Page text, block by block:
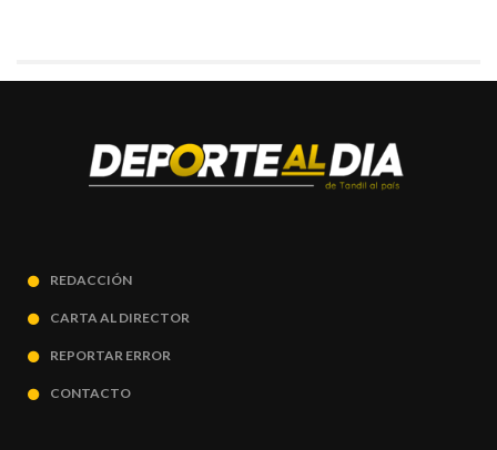
REDACCIÓN
CARTA AL DIRECTOR
REPORTAR ERROR
CONTACTO